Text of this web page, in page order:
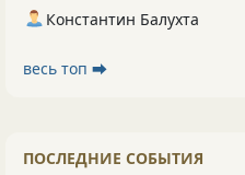
Константин Балухта
весь топ ⮕
ПОСЛЕДНИЕ СОБЫТИЯ